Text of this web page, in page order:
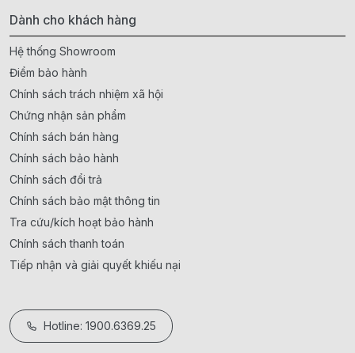
Dành cho khách hàng
Hệ thống Showroom
Điểm bảo hành
Chính sách trách nhiệm xã hội
Chứng nhận sản phẩm
Chính sách bán hàng
Chính sách bảo hành
Chính sách đổi trả
Chính sách bảo mật thông tin
Tra cứu/kích hoạt bảo hành
Chính sách thanh toán
Tiếp nhận và giải quyết khiếu nại
Hotline: 1900.6369.25